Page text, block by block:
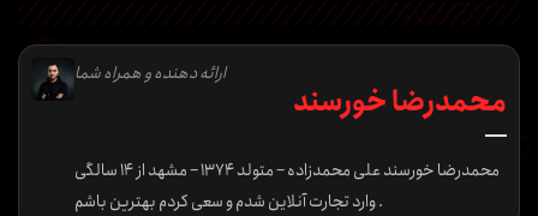
ارائه دهنده و همراه شما
محمدرضا خورسند
محمدرضا خورسند علی محمدزاده – متولد 1374 – مشهد از 14 سالگی
وارد تجارت آنلاین شدم و سعی کردم بهترین باشم .